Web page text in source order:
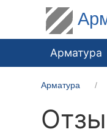
Арматура
Арматура